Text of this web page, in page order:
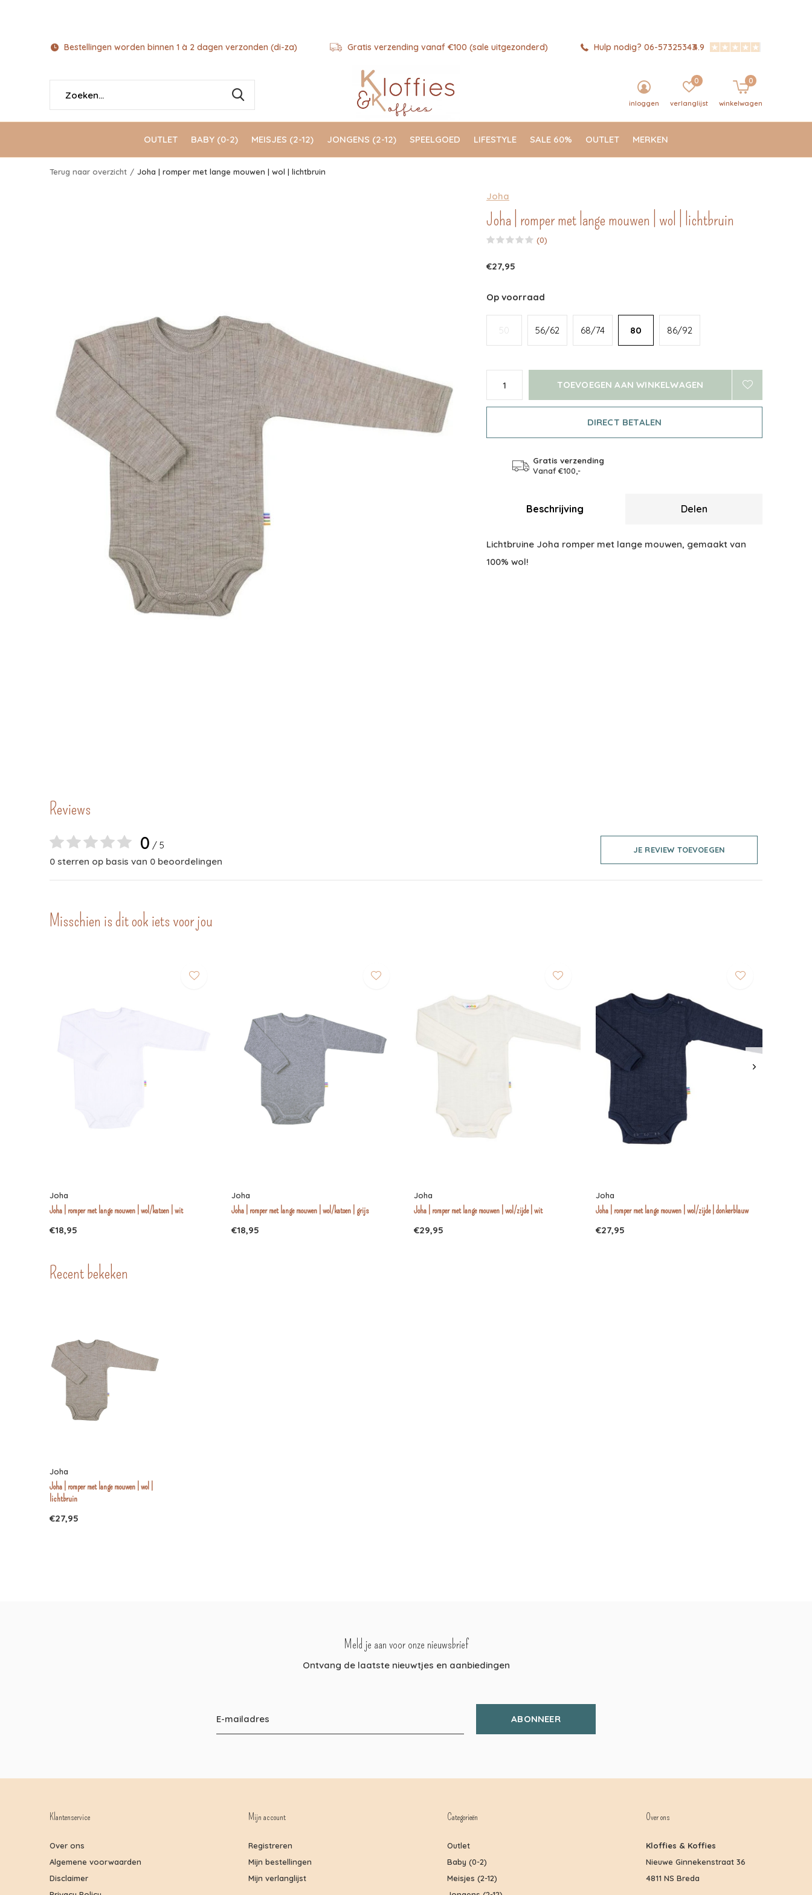
OUTLET BABY (0-2) MEISJES (2-12) JONGENS (2-12) SPEELGOED LIFESTYLE SALE 60% OUTLET MERKEN
inloggen verlanglijst
0
winkelwagen
0
Bestellingen worden binnen 1 à 2 dagen verzonden (di-za) Gratis verzending vanaf €100 (sale uitgezonderd) Hulp nodig? 06-573253434.9
Terug naar overzicht Joha | romper met lange mouwen | wol | lichtbruin
Joha
Joha | romper met lange mouwen | wol | lichtbruin
(0)
€27,95
Op voorraad
50 56/62 68/74 80 86/92
TOEVOEGEN AAN WINKELWAGEN
DIRECT BETALEN
Gratis verzending
Vanaf €100,-
Beschrijving Delen
Lichtbruine Joha romper met lange mouwen, gemaakt van
100% wol!
Reviews
0 / 5
0 sterren op basis van 0 beoordelingen
JE REVIEW TOEVOEGEN
Misschien is dit ook iets voor jou
Joha
Joha | romper met lange mouwen | wol/katoen | wit
€18,95
Joha
Joha | romper met lange mouwen | wol/katoen | grijs
€18,95
Joha
Joha | romper met lange mouwen | wol/zijde | wit
€29,95
Joha
Joha | romper met lange mouwen | wol/zijde | donkerblauw
€27,95
Recent bekeken
Joha
Joha | romper met lange mouwen | wol |
lichtbruin
€27,95
Meld je aan voor onze nieuwsbrief
Ontvang de laatste nieuwtjes en aanbiedingen
ABONNEER
Klantenservice
Over ons
Algemene voorwaarden
Disclaimer
Mijn account
Registreren
Mijn bestellingen
Mijn verlanglijst
Categorieën
Outlet
Baby (0-2)
Meisjes (2-12)
Over ons
Kloffies & Koffies
Nieuwe Ginnekenstraat 36
4811 NS Breda